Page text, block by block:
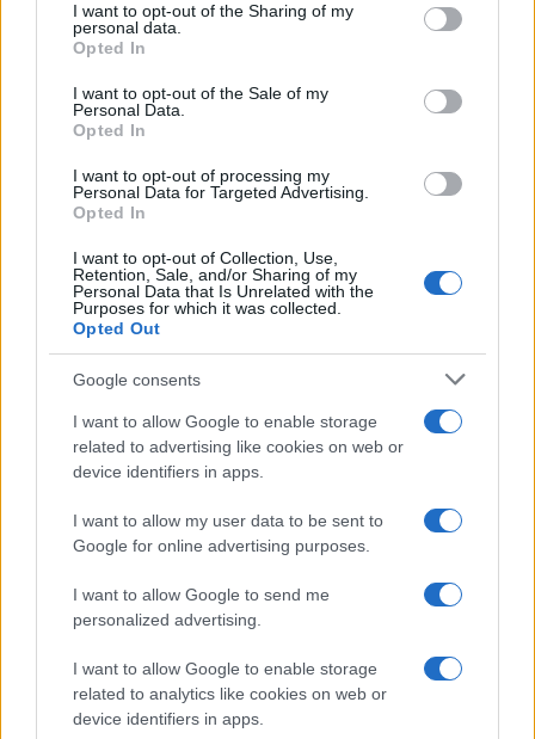
disclose it to other third parties.
Please note that this website/app uses one or more Google
services and may gather and store information including but
not limited to your visit or usage behaviour. You may click to
grant or deny consent to Google and its third-party tags to
consent section.
I want to opt-out of the Sharing of my
personal data.
Opted In
I want to opt-out of the Sale of my
Personal Data.
Opted In
I want to opt-out of processing my
Personal Data for Targeted Advertising.
Opted In
I want to opt-out of Collection, Use,
Retention, Sale, and/or Sharing of my
Personal Data that Is Unrelated with the
Purposes for which it was collected.
Opted Out
Google consents
I want to allow Google to enable storage
related to advertising like cookies on web or
device identifiers in apps.
I want to allow my user data to be sent to
Google for online advertising purposes.
I want to allow Google to send me
personalized advertising.
I want to allow Google to enable storage
related to analytics like cookies on web or
device identifiers in apps.